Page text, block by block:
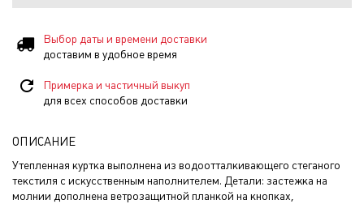
Выбор даты и времени доставки
доставим в удобное время
Примерка и частичный выкуп
для всех способов доставки
ОПИСАНИЕ
Утепленная куртка выполнена из водоотталкивающего стеганого
текстиля с искусственным наполнителем. Детали: застежка на
молнии дополнена ветрозащитной планкой на кнопках,